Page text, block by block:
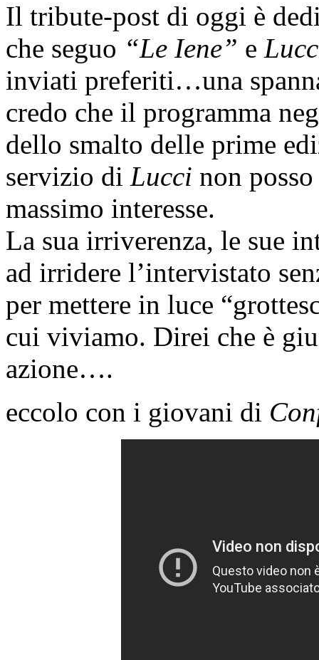
Il tribute-post di oggi è
che seguo “Le Iene” e
inviati preferiti…una
credo che il programma
dello smalto delle prime
servizio di Lucci non
massimo interesse.
La sua irriverenza, le sue
ad irridere l’intervistato
per mettere in luce
cui viviamo. Direi che è
azione….
eccolo con i giovani di